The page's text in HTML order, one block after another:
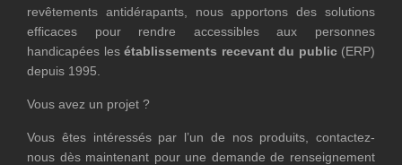
revêtements antidérapants, nous apportons des solutions
efficaces pour rendre accessibles aux personnes
handicapées les établissements recevant du public(ERP)
depuis 1995.
Vous avez un projet ?
Vous êtes intéressés par l’un de nos produits, contactez-
nous dès maintenant pour une demande de renseignement